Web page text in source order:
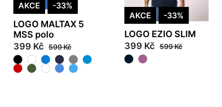
AKCE -33%
LOGO MALTAX 5
MSS polo
399 Kč 599 Kč
AKCE -33%
LOGO EZIO SLIM
399 Kč 599 Kč